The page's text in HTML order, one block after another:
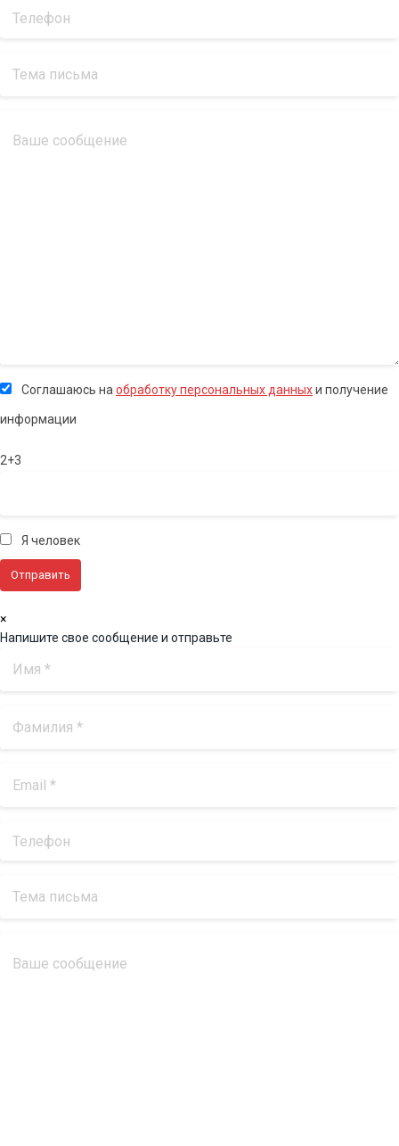
Соглашаюсь на обработку персональных данныхи получение
информации
2+3
Я человек
×
Напишите свое сообщение и отправьте